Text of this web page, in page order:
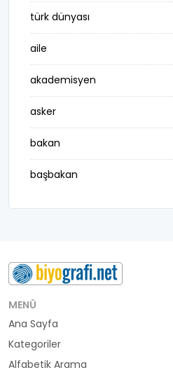
türk dünyası
aile
akademisyen
asker
bakan
başbakan
belediye başkanı
buluş
bürokrat
büyükelçi
cumhurbaşkanı
MENÜ
Ana Sayfa
Kategoriler
Alfabetik Arama